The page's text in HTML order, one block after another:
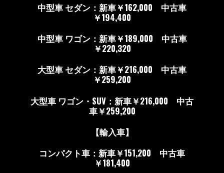
中型車 セダン：新車￥162,000 中古車
￥194,400
中型車 ワゴン：新車￥189,000 中古車
￥220,320
大型車 セダン：新車￥216,000 中古車
￥259,200
大型車 ワゴン・SUV：新車￥216,000 中古
車￥259,200
【輸入車】
コンパクト車：新車￥151,200 中古車
￥181,400